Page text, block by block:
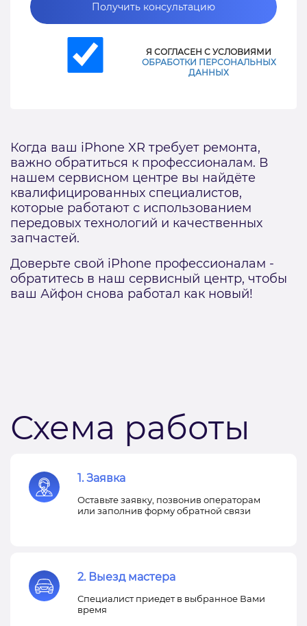
Получить консультацию
Я СОГЛАСЕН С УСЛОВИЯМИ
ОБРАБОТКИ ПЕРСОНАЛЬНЫХ
ДАННЫХ
Когда ваш iPhone XR требует ремонта,
важно обратиться к профессионалам. В
нашем сервисном центре вы найдёте
квалифицированных специалистов,
которые работают с использованием
передовых технологий и качественных
запчастей.
Доверьте свой iPhone профессионалам -
обратитесь в наш сервисный центр, чтобы
ваш Айфон снова работал как новый!
Схема работы
1. Заявка
Оставьте заявку, позвонив операторам
или заполнив форму обратной связи
2. Выезд мастера
Специалист приедет в выбранное Вами
время